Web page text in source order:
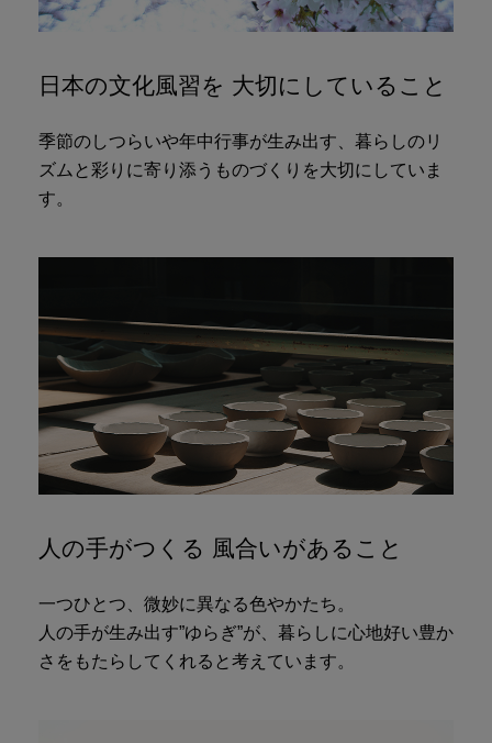
日本の文化風習を 大切にしていること
季節のしつらいや年中行事が生み出す、暮らしのリ
ズムと彩りに寄り添うものづくりを大切にしていま
す。
人の手がつくる 風合いがあること
一つひとつ、微妙に異なる色やかたち。
人の手が生み出す”ゆらぎ”が、暮らしに心地好い豊か
さをもたらしてくれると考えています。